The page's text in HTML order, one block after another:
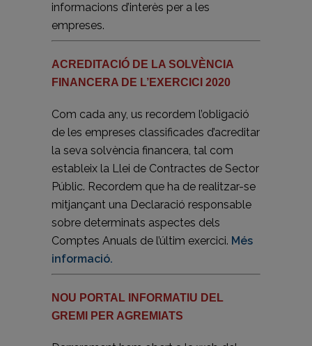
informacions d’interès per a les
empreses.
ACREDITACIÓ DE LA SOLVÈNCIA
FINANCERA DE L’EXERCICI 2020
Com cada any, us recordem l’obligació
de les empreses classificades d’acreditar
la seva solvència financera, tal com
estableix la Llei de Contractes de Sector
Públic. Recordem que ha de realitzar-se
mitjançant una Declaració responsable
sobre determinats aspectes dels
Comptes Anuals de l’últim exercici. Més
informació.
NOU PORTAL INFORMATIU DEL
GREMI PER AGREMIATS